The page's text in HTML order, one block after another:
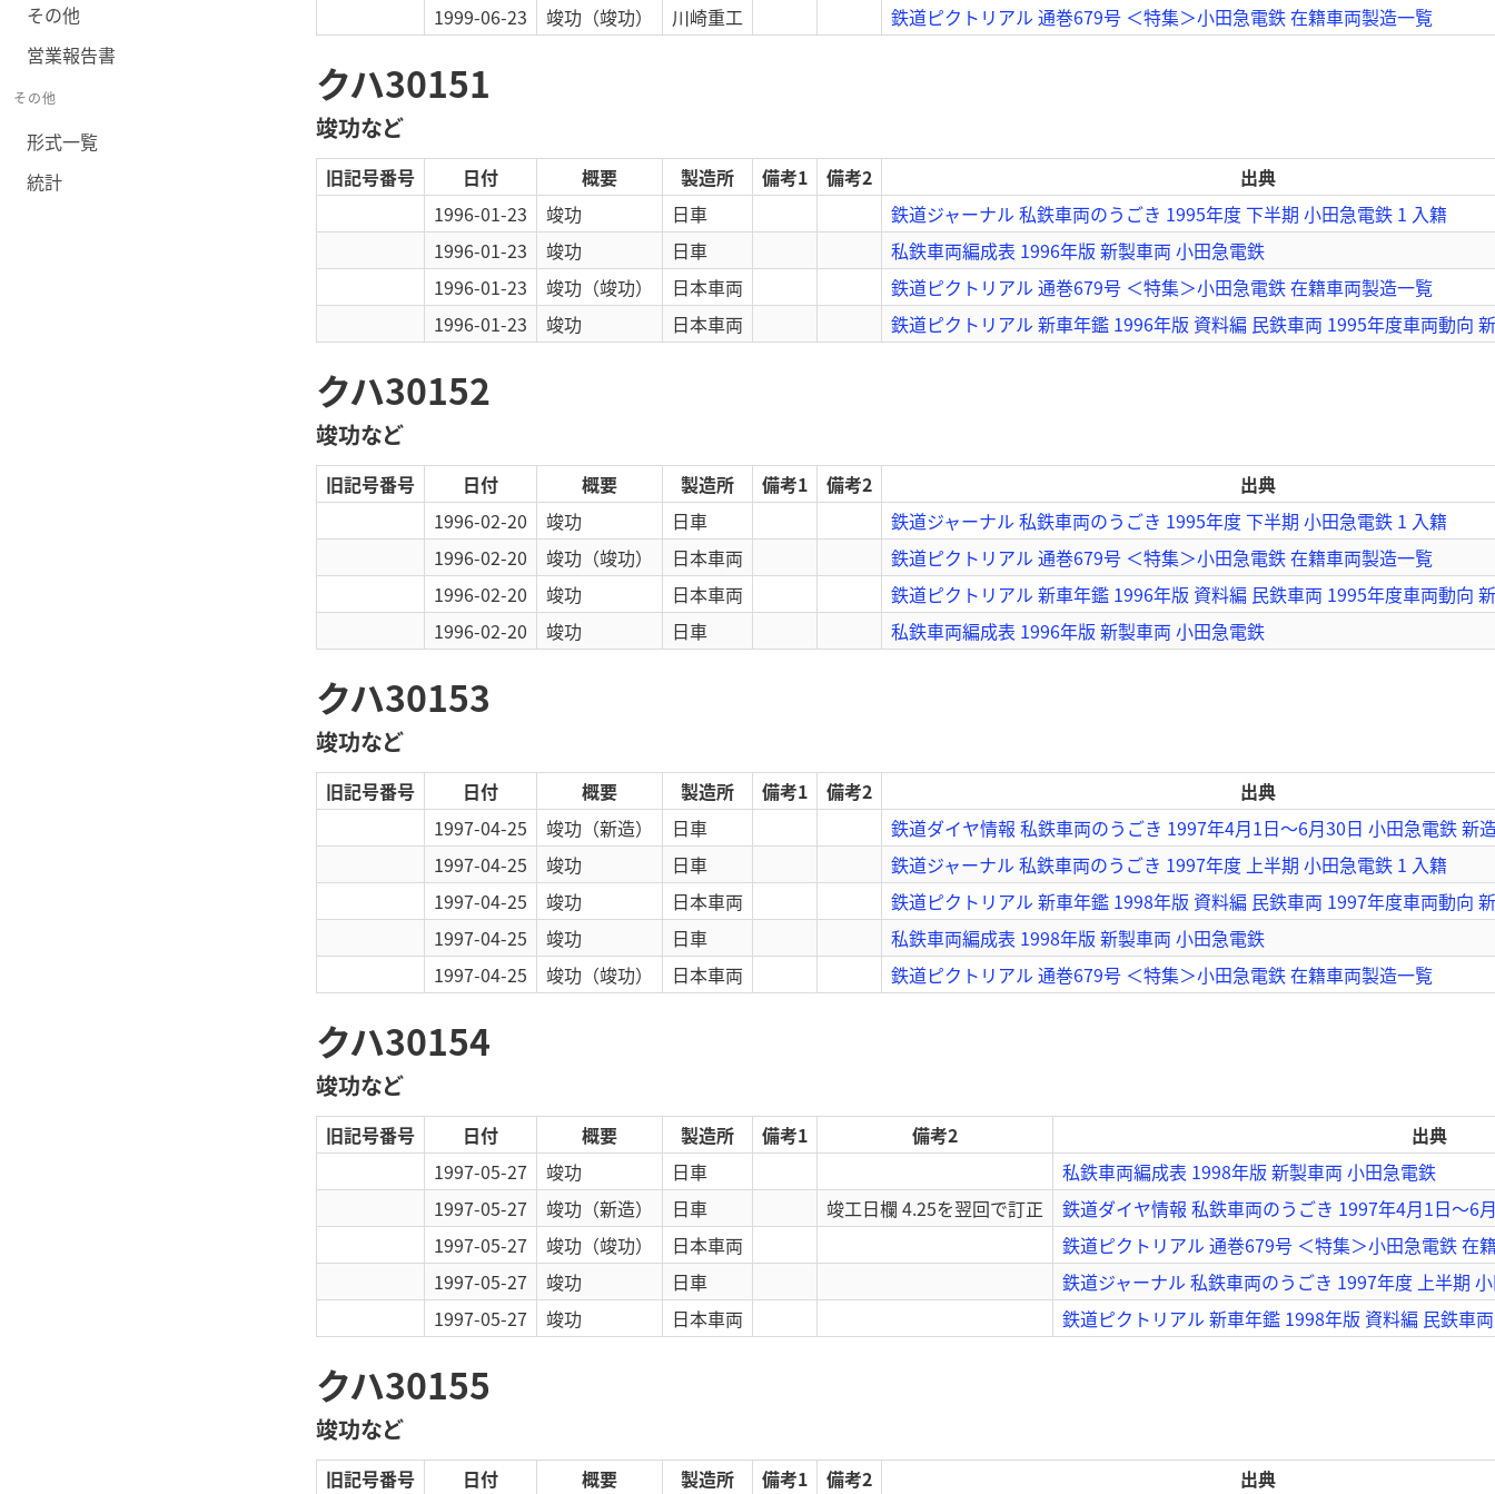
その他
営業報告書
その他
形式一覧
統計
1999-06-23
竣功 （竣功） 川崎重工 鉄道ピクトリアル 通巻679号 ＜特集＞小田急電鉄 在籍車両製造一覧
クハ30151
竣功など
旧記号番号 日付 概要 製造所 備考1 備考2
出典
1996-01-23
竣功 日車
鉄道ジャーナル 私鉄車両のうごき 1995年度 下半期 小田急電鉄 1 入籍
1996-01-23
竣功 日車
私鉄車両編成表 1996年版 新製車両 小田急電鉄
1996-01-23
竣功 （竣功） 日本車両
鉄道ピクトリアル 通巻679号 ＜特集＞小田急電鉄 在籍車両製造一覧
1996-01-23
竣功 日本車両 鉄道ピクトリアル 新車年鑑 1996年版 資料編 民鉄車両 1995年度車両動向
クハ30152
竣功など
旧記号番号 日付 概要 製造所 備考1 備考2
出典
1996-02-20
竣功 日車
鉄道ジャーナル 私鉄車両のうごき 1995年度 下半期 小田急電鉄 1 入籍
1996-02-20
竣功 （竣功） 日本車両
鉄道ピクトリアル 通巻679号 ＜特集＞小田急電鉄 在籍車両製造一覧
1996-02-20
竣功 日本車両
鉄道ピクトリアル 新車年鑑 1996年版 資料編 民鉄車両 1995年度車両動向
1996-02-20
竣功 日車 私鉄車両編成表 1996年版 新製車両 小田急電鉄
クハ30153
竣功など
旧記号番号 日付 概要 製造所 備考1 備考2
出典
1997-04-25
竣功 （新造） 日車
鉄道ダイヤ情報 私鉄車両のうごき 1997年4月1日～6月30日 小田急電鉄 新
1997-04-25
竣功 日車
鉄道ジャーナル 私鉄車両のうごき 1997年度 上半期 小田急電鉄 1 入籍
1997-04-25
竣功 日本車両
鉄道ピクトリアル 新車年鑑 1998年版 資料編 民鉄車両 1997年度車両動向
1997-04-25
竣功 日車
私鉄車両編成表 1998年版 新製車両 小田急電鉄
1997-04-25
竣功 （竣功） 日本車両 鉄道ピクトリアル 通巻679号 ＜特集＞小田急電鉄 在籍車両製造一覧
クハ30154
竣功など
旧記号番号 日付 概要 製造所 備考1 備考2
出典
1997-05-27
竣功 日車
私鉄車両編成表 1998年版 新製車両 小田急電鉄
1997-05-27
竣功 （新造） 日車 竣工日欄 4.25を翌回で訂正
鉄道ダイヤ情報 私鉄車両のうごき 1997年4月1日～6
1997-05-27
竣功 （竣功） 日本車両
鉄道ピクトリアル 通巻679号 ＜特集＞小田急電鉄 在
1997-05-27
竣功 日車
鉄道ジャーナル 私鉄車両のうごき 1997年度 上半期
1997-05-27
竣功 日本車両 鉄道ピクトリアル 新車年鑑 1998年版 資料編 民鉄車
クハ30155
竣功など
旧記号番号 日付 概要 製造所 備考1 備考2 出典